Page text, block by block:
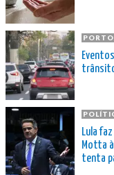
PORTO
Lula
Motta
tenta